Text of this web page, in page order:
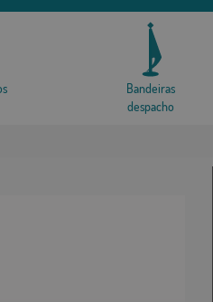
Bandeiras
despacho